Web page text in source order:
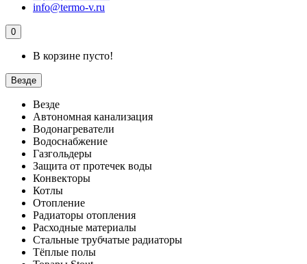
info@termo-v.ru
0
В корзине пусто!
Везде
Везде
Автономная канализация
Водонагреватели
Водоснабжение
Газгольдеры
Защита от протечек воды
Конвекторы
Котлы
Отопление
Радиаторы отопления
Расходные материалы
Стальные трубчатые радиаторы
Тёплые полы